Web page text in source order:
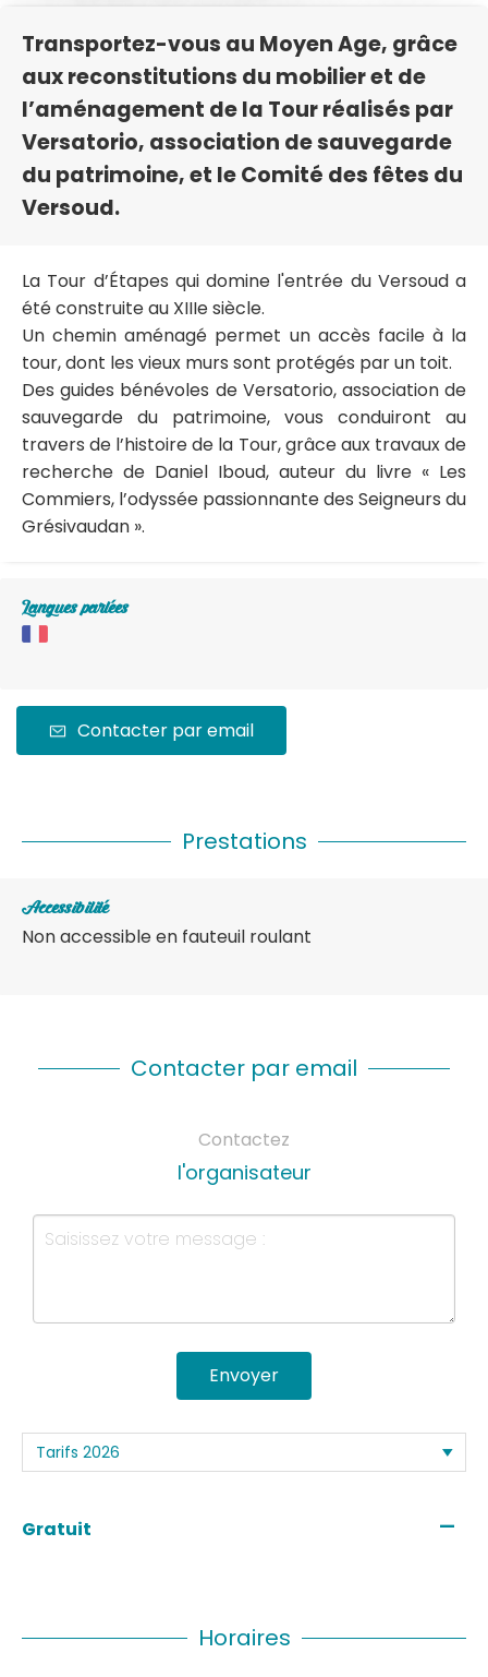
Transportez-vous au Moyen Age, grâce
aux reconstitutions du mobilier et de
l’aménagement de la Tour réalisés par
Versatorio, association de sauvegarde
du patrimoine, et le Comité des fêtes du
Versoud.
La Tour d’Étapes qui domine l'entrée du Versoud a
été construite au XIIIe siècle.
Un chemin aménagé permet un accès facile à la
tour, dont les vieux murs sont protégés par un toit.
Des guides bénévoles de Versatorio, association de
sauvegarde du patrimoine, vous conduiront au
travers de l’histoire de la Tour, grâce aux travaux de
recherche de Daniel Iboud, auteur du livre « Les
Commiers, l’odyssée passionnante des Seigneurs du
Grésivaudan ».
Langues parlées
Contacter par email
Prestations
Accessibilité
Non accessible en fauteuil roulant
Contacter par email
Contactez
l'organisateur
Envoyer
Gratuit —
Horaires